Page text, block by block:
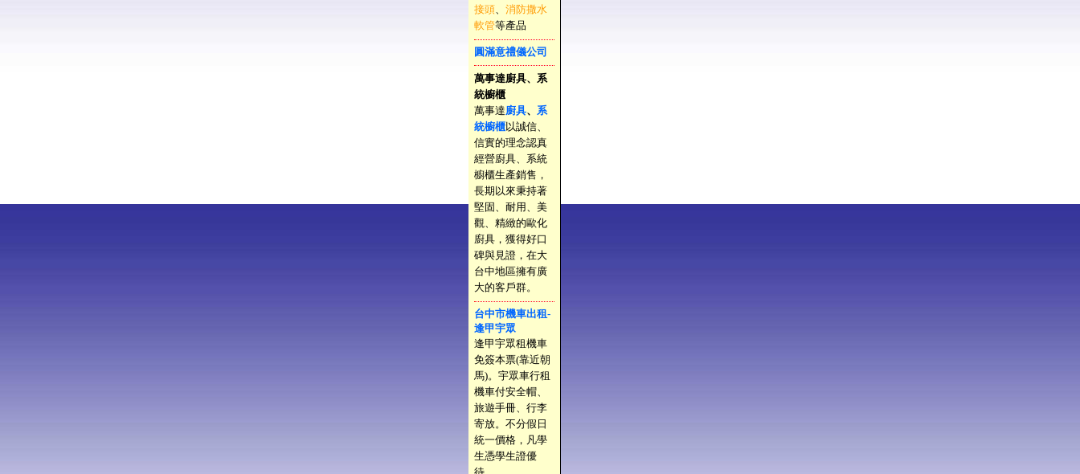
接頭、 消防撒水
軟管等產品
圓滿意禮儀公司
萬事達廚具、系
統櫥櫃
萬事達廚具、 系
統櫥櫃以誠信、
信實的理念認真
經營廚具、系統
櫥櫃生產銷售，
長期以來秉持著
堅固、耐用、美
觀、精緻的歐化
廚具，獲得好口
碑與見證，在大
台中地區擁有廣
大的客戶群。
台中市機車出租-
逢甲宇眾
逢甲宇眾租機車
免簽本票(靠近朝
馬)。宇眾車行租
機車付安全帽、
旅遊手冊、行李
寄放。不分假日
統一價格，凡學
生憑學生證優